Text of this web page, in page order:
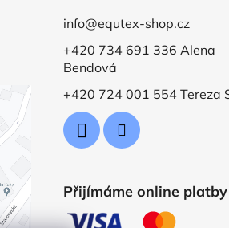
info@equtex-shop.cz
+420 734 691 336 Alena
Bendová
+420 724 001 554 Tereza
Přijímáme online platby